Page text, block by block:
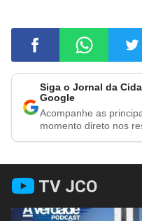
Compartilhar
no
Facebook
no
Whatsapp
no
Siga o Jornal da
Google
Acompanhe as
momento direto nos
TV JCO